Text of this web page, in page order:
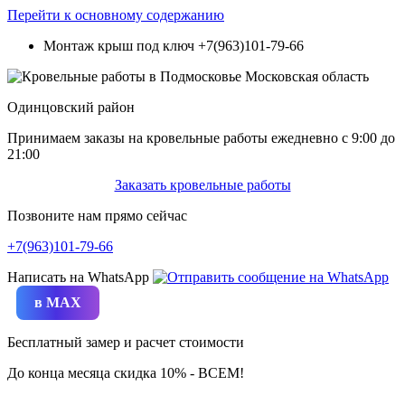
Перейти к основному содержанию
Монтаж крыш под ключ +7(963)101-79-66
Одинцовский район
Принимаем заказы на кровельные работы ежедневно c 9:00 до
21:00
Заказать кровельные работы
Позвоните нам прямо сейчас
+7(963)101-79-66
Написать на WhatsApp
в MAX
Бесплатный замер и расчет стоимости
До конца месяца скидка 10% - ВСЕМ!